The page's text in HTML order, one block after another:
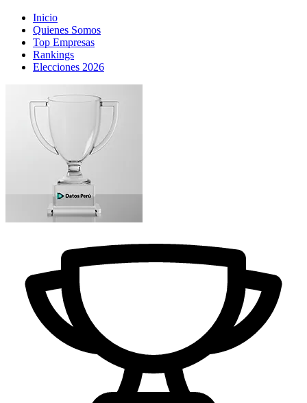
Inicio
Quienes Somos
Top Empresas
Rankings
Elecciones 2026